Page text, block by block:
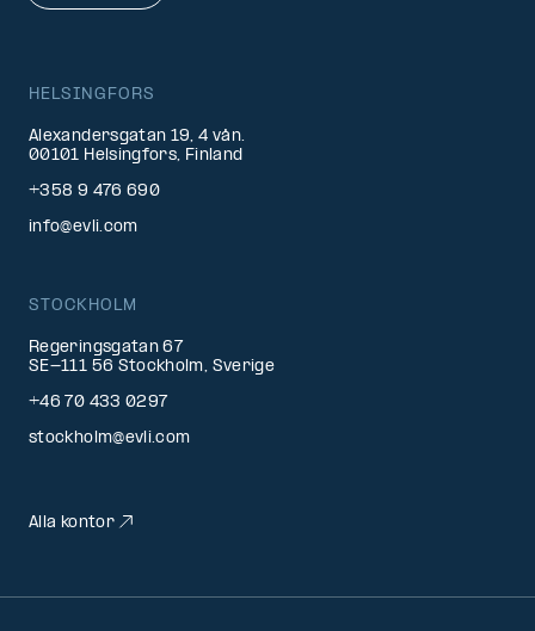
HELSINGFORS
Alexandersgatan 19, 4 vån.
00101 Helsingfors, Finland
+358 9 476 690
info@evli.com
STOCKHOLM
Regeringsgatan 67
SE-111 56 Stockholm, Sverige
+46 70 433 0297
stockholm@evli.com
Alla kontor